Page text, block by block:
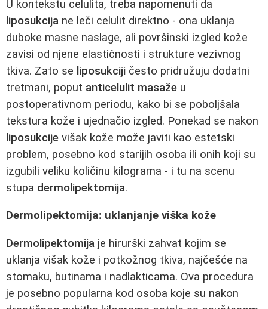
U kontekstu celulita, treba napomenuti da
liposukcija ne leči celulit direktno - ona uklanja
duboke masne naslage, ali površinski izgled kože
zavisi od njene elastičnosti i strukture vezivnog
tkiva. Zato se liposukciji često pridružuju dodatni
tretmani, poput anticelulit masaže u
postoperativnom periodu, kako bi se poboljšala
tekstura kože i ujednačio izgled. Ponekad se nakon
liposukcije višak kože može javiti kao estetski
problem, posebno kod starijih osoba ili onih koji su
izgubili veliku količinu kilograma - i tu na scenu
stupa dermolipektomija.
Dermolipektomija: uklanjanje viška kože
Dermolipektomija je hirurški zahvat kojim se
uklanja višak kože i potkožnog tkiva, najčešće na
stomaku, butinama i nadlakticama. Ova procedura
je posebno popularna kod osoba koje su nakon